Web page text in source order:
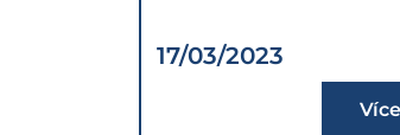
17/03/2023
Více